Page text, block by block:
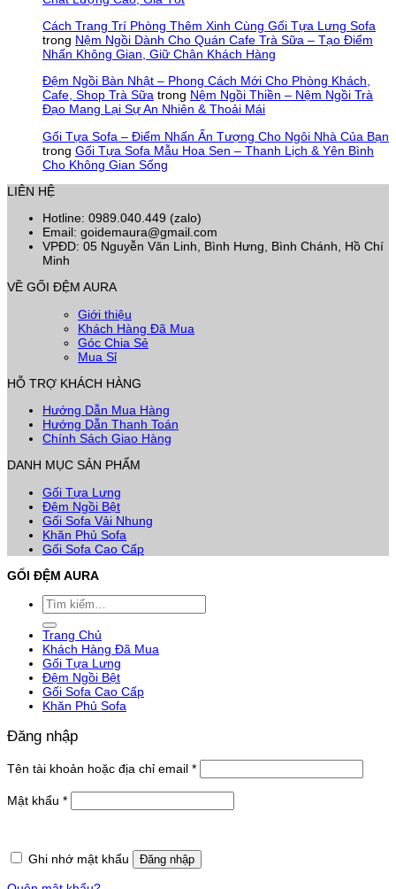
Cách Trang Trí Phòng Thêm Xinh Cùng Gối Tựa Lưng Sofa
trong Nệm Ngồi Dành Cho Quán Cafe Trà Sữa – Tạo Điểm
Nhấn Không Gian, Giữ Chân Khách Hàng
Đệm Ngồi Bàn Nhật – Phong Cách Mới Cho Phòng Khách,
Cafe, Shop Trà Sữa trong Nệm Ngồi Thiền – Nệm Ngồi Trà
Đạo Mang Lại Sự An Nhiên & Thoải Mái
Gối Tựa Sofa – Điểm Nhấn Ấn Tượng Cho Ngôi Nhà Của Bạn
trong Gối Tựa Sofa Mẫu Hoa Sen – Thanh Lịch & Yên Bình
Cho Không Gian Sống
LIÊN HỆ
Hotline: 0989.040.449 (zalo)
Email: goidemaura@gmail.com
VPĐD: 05 Nguyễn Văn Linh, Bình Hưng, Bình Chánh, Hồ Chí
Minh
VỀ GỐI ĐỆM AURA
Giới thiệu
Khách Hàng Đã Mua
Góc Chia Sẻ
Mua Sỉ
HỖ TRỢ KHÁCH HÀNG
Hướng Dẫn Mua Hàng
Hướng Dẫn Thanh Toán
Chính Sách Giao Hàng
DANH MỤC SẢN PHẨM
Gối Tựa Lưng
Đệm Ngồi Bệt
Gối Sofa Vải Nhung
Khăn Phủ Sofa
Gối Sofa Cao Cấp
GỐI ĐỆM AURA
Tìm
kiếm:
Trang Chủ
Khách Hàng Đã Mua
Gối Tựa Lưng
Đệm Ngồi Bệt
Gối Sofa Cao Cấp
Khăn Phủ Sofa
Đăng nhập
Tên tài khoản hoặc địa chỉ email *Bắt
buộc
Mật khẩu *Bắt
buộc
Ghi nhớ mật khẩu Đăng nhập